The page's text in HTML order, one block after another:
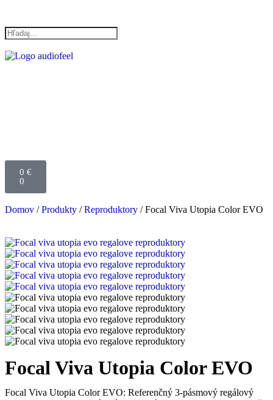
0 €
0
Domov /Produkty /Reproduktory / Focal Viva Utopia Color EVO
Focal Viva Utopia Color EVO
Focal Viva Utopia Color EVO: Referenčný 3-pásmový regálový